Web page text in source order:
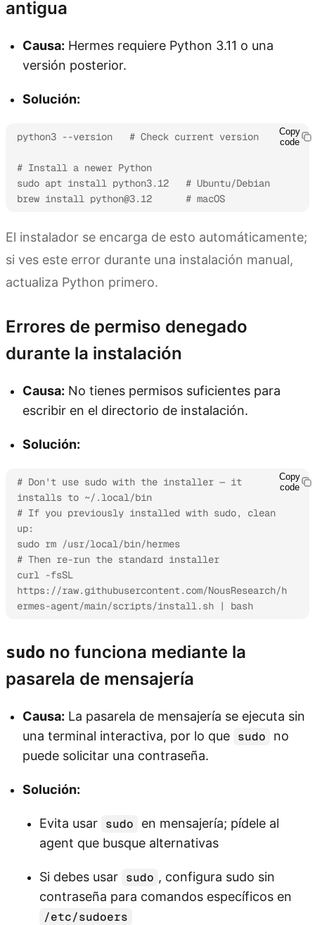
antigua
Causa: Hermes requiere Python 3.11 o una
versión posterior.
Solución:
python3 --version   # Check current version
# Install a newer Python
sudo apt install python3.12   # Ubuntu/Debian
brew install python@3.12
      # macOS
Copy
code
El instalador se encarga de esto automáticamente;
si ves este error durante una instalación manual,
actualiza Python primero.
Errores de permiso denegado
durante la instalación
Causa: No tienes permisos suficientes para
escribir en el directorio de instalación.
Solución:
# Don't use sudo with the installer — it
installs to ~/.local/bin
# If you previously installed with sudo, clean
up:
sudo rm /usr/local/bin/hermes
# Then re-run the standard installer
curl -fsSL
https://raw.githubusercontent.com/NousResearch/h
ermes-agent/main/scripts/install.sh | bash
Copy
code
sudo no funciona mediante la
pasarela de mensajería
Causa: La pasarela de mensajería se ejecuta sin
una terminal interactiva, por lo que sudo
no
puede solicitar una contraseña.
Solución:
Evita usar sudo
en mensajería; pídele al
agent que busque alternativas
Si debes usar sudo , configura sudo sin
contraseña para comandos específicos en
/etc/sudoers